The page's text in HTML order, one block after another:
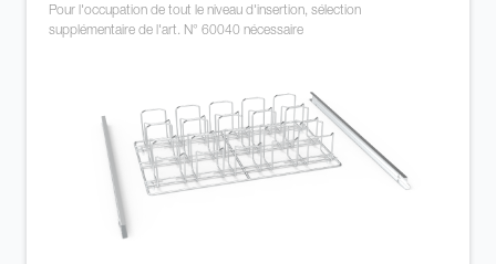
Pour l'occupation de tout le niveau d'insertion, sélection
supplémentaire de l'art. N° 60040 nécessaire